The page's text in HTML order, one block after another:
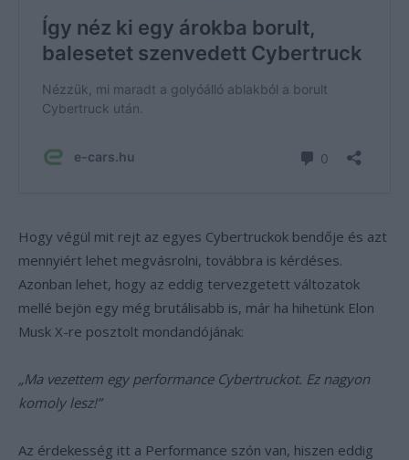
Hogy végül mit rejt az egyes Cybertruckok bendője és azt
mennyiért lehet megvásrolni, továbbra is kérdéses.
Azonban lehet, hogy az eddig tervezgetett változatok
mellé bejön egy még brutálisabb is, már ha hihetünk Elon
Musk X-re posztolt mondandójának:
„Ma vezettem egy performance Cybertruckot. Ez nagyon
komoly lesz!”
Az érdekesség itt a Performance szón van, hiszen eddig